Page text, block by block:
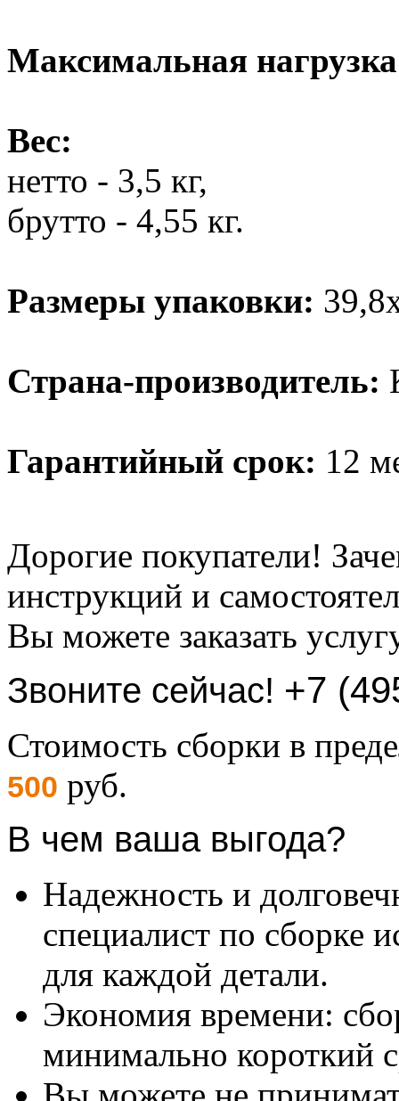
Максимальная
Вес:
нетто - 3,5 кг,
брутто - 4,55 кг.
Размеры упаковки:
Страна-производитель:
Гарантийный срок: 12
Дорогие покупатели!
инструкций и
Вы можете заказать
Звоните сейчас! +7
Стоимость сборки в
500 руб.
В чем ваша выгода?
Надежность и
специалист по сборке
для каждой детали.
Экономия времени:
минимально короткий